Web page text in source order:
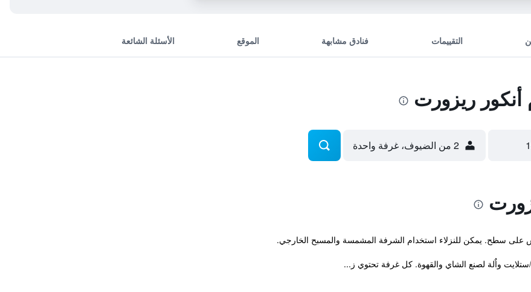
التقييمات فنادق مشابهة الموقع الأسئلة الشائعة
ريزورت
2 من الضيوف، غرفة واحدة
على سطح. يمكن للنزلاء استخدام الشرفة المشمسة والمسبح الخارجي.
واٌلة لصنع الشاي والقهوة. كل غرفة تحتوي ز...